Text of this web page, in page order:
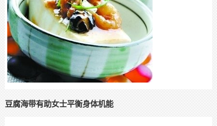
豆腐海带有助女士平衡身体机能